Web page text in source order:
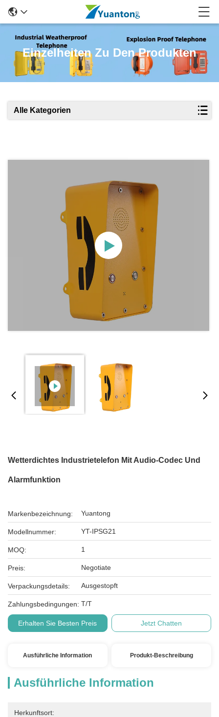
Einzelheiten Zu Den Produkten
Alle Kategorien
Wetterdichtes Industrietelefon Mit Audio-Codec Und
Alarmfunktion
Markenbezeichnung: Yuantong
Modellnummer: YT-IPSG21
MOQ: 1
Preis: Negotiate
Verpackungsdetails: Ausgestopft
Zahlungsbedingungen: T/T
Erhalten Sie Besten Preis Jetzt Chatten
Ausführliche Information Produkt-Beschreibung
Ausführliche Information
Herkunftsort: